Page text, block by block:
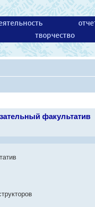
творчество
факультатив